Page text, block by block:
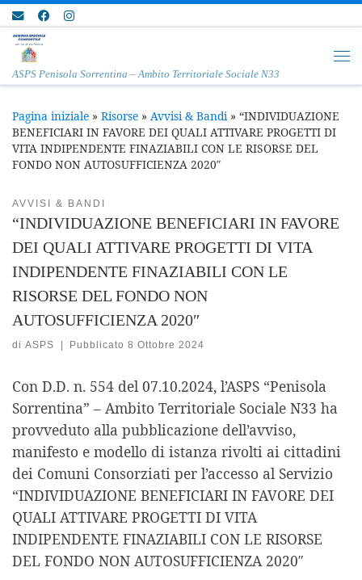
Passa al contenuto
ASPS Penisola Sorrentina – Ambito Territoriale Sociale N33
Pagina iniziale » Risorse » Avvisi & Bandi » “INDIVIDUAZIONE
BENEFICIARI IN FAVORE DEI QUALI ATTIVARE PROGETTI DI
VITA INDIPENDENTE FINAZIABILI CON LE RISORSE DEL
FONDO NON AUTOSUFFICIENZA 2020″
AVVISI & BANDI
“INDIVIDUAZIONE BENEFICIARI IN FAVORE
DEI QUALI ATTIVARE PROGETTI DI VITA
INDIPENDENTE FINAZIABILI CON LE
RISORSE DEL FONDO NON
AUTOSUFFICIENZA 2020″
di ASPS | Pubblicato8 Ottobre 2024
Con D.D. n. 554 del 07.10.2024, l’ASPS “Penisola
Sorrentina” – Ambito Territoriale Sociale N33 ha
provveduto alla pubblicazione dell’avviso,
manifesto e modello di istanza rivolti ai cittadini
dei Comuni Consorziati per l’accesso al Servizio
“INDIVIDUAZIONE BENEFICIARI IN FAVORE DEI
QUALI ATTIVARE PROGETTI DI VITA
INDIPENDENTE FINAZIABILI CON LE RISORSE
DEL FONDO NON AUTOSUFFICIENZA 2020″